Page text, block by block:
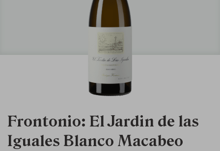
Frontonio: El Jardin de las
Iguales Blanco Macabeo